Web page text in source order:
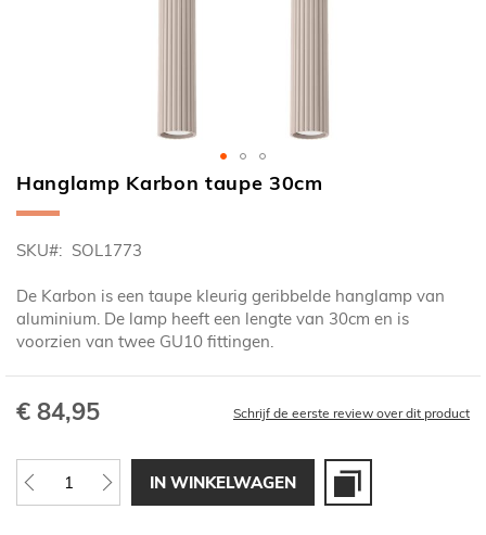
Ga
naar
begin
de
afbeeldingen-
gallerij
Hanglamp Karbon taupe 30cm
SKU SOL1773
De Karbon is een taupe kleurig geribbelde hanglamp van
aluminium. De lamp heeft een lengte van 30cm en is
voorzien van twee GU10 fittingen.
€ 84,95 Schrijf de eerste review over dit product
IN WINKELWAGEN